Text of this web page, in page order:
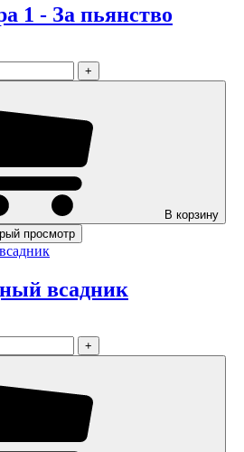
1 - За пьянство
+
В корзину
просмотр
всадник
+